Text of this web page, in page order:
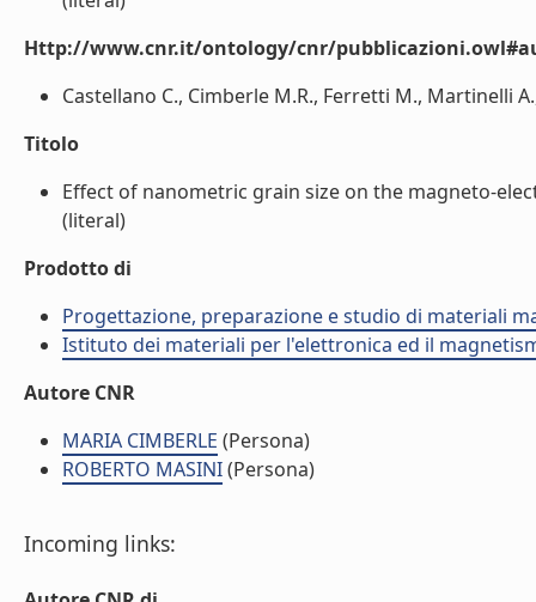
Http://www.cnr.it/ontology/cnr/
Castellano C., Cimberle M.R., Ferretti M., Martinelli
Titolo
Effect of nanometric grain size on the magneto-
(literal)
Prodotto di
Progettazione, preparazione e studio di materiali
Istituto dei materiali per l'elettronica ed il
Autore CNR
MARIA CIMBERLE (Persona)
ROBERTO MASINI(Persona)
Incoming links: